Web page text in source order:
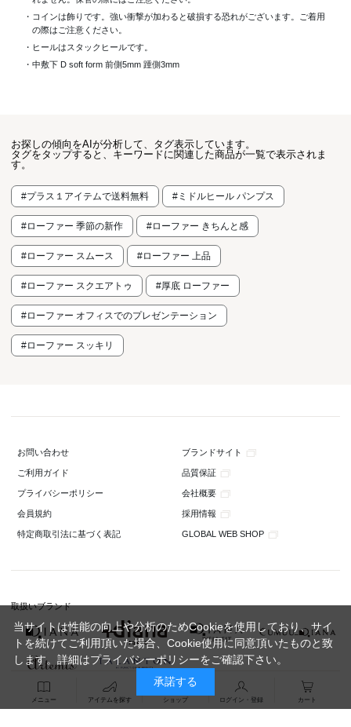
・コインは飾りです。強い衝撃が加わると破損する恐れがございます。ご着用
の際はご注意ください。
・ヒールはスタックヒールです。
・中敷下 D soft form 前側5mm 踵側3mm
お探しの傾向をAIが分析して、タグ表示しています。
タグをタップすると、キーワードに関連した商品が一覧で表示されま
す。
#プラス１アイテムで送料無料 #ミドルヒール パンプス
#ローファー 季節の新作 #ローファー きちんと感
#ローファー スムース #ローファー 上品
#ローファー スクエアトゥ #厚底 ローファー
#ローファー オフィスでのプレゼンテーション
#ローファー スッキリ
お問い合わせ ブランドサイト
ご利用ガイド 品質保証
プライバシーポリシー 会社概要
会員規約 採用情報
特定商取引法に基づく表記 GLOBAL WEB SHOP
取扱いブランド
メニュー アイテムを探す ショップ ログイン・登録 カート
当サイトは性能の向上や分析のためCookieを使用しており、サイ
トを続けてご利用頂いた場合、Cookie使用に同意頂いたものと致
します。詳細はプライバシーポリシーをご確認下さい。
承諾する